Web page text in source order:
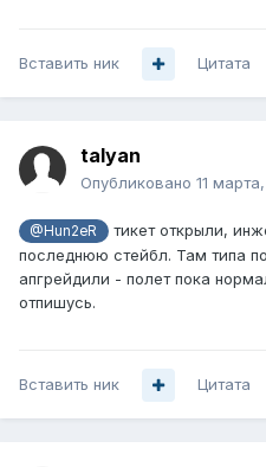
Вставить ник Цитата
talyan
Опубликовано 11
@Hun2eR
тикет открыли,
последнюю стейбл. Там типа
апгрейдили - полет пока
отпишусь.
Вставить ник Цитата